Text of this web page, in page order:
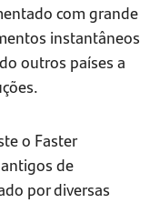
com grande
instantâneos
outros países a
o Faster
de
por diversas